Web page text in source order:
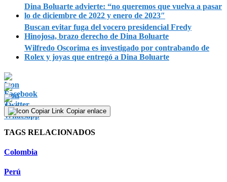
Dina Boluarte advierte: “no queremos que vuelva a pasar
lo de diciembre de 2022 y enero de 2023″
Buscan evitar fuga del vocero presidencial Fredy
Hinojosa, brazo derecho de Dina Boluarte
Wilfredo Oscorima es investigado por contrabando de
Rolex y joyas que entregó a Dina Boluarte
Copiar enlace
TAGS RELACIONADOS
Colombia
Perú